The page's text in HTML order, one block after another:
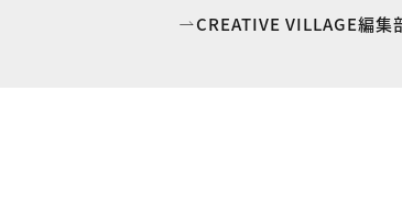
CREATIVE VILLAGE編集